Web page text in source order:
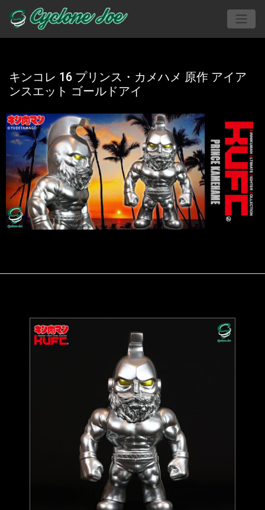
キンコレ 16 プリンス・カメハメ 原作 アイア
ンスエット ゴールドアイ